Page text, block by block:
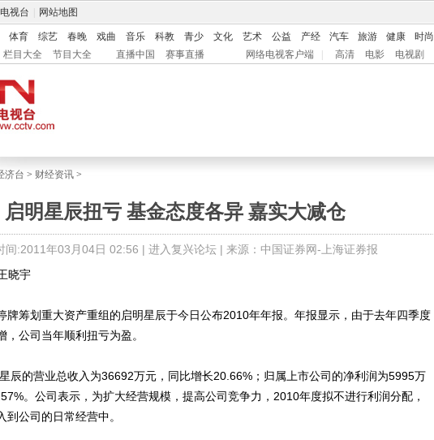
视台 网站地图
体育 综艺 春晚 戏曲 音乐 科教 青少 文化 艺术 公益 产经 汽车 旅游 健康 时尚
栏目大全 节目大全 直播中国 赛事直播 网络电视客户端 高清 电影 电视剧
济台 > 财经资讯 >
启明星辰扭亏 基金态度各异 嘉实大减仓
间:2011年03月04日 02:56 | 进入复兴论坛 | 来源：中国证券网-上海证券报
晓宇
筹划重大资产重组的启明星辰于今日公布2010年年报。年报显示，由于去年四季度
，公司当年顺利扭亏为盈。
的营业总收入为36692万元，同比增长20.66%；归属上市公司的净利润为5995万
。公司表示，为扩大经营规模，提高公司竞争力，2010年度拟不进行利润分配，
到公司的日常经营中。